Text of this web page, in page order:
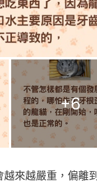
+6
來越嚴重，偏離